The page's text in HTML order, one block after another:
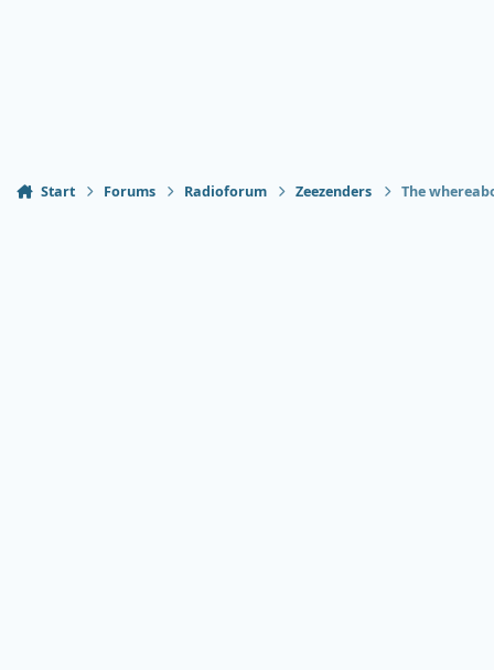
Start Forums Radioforum Zeezenders The